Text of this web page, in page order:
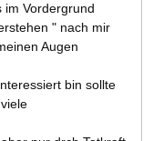
im Vordergrund
" nach mir
Augen
bin sollte